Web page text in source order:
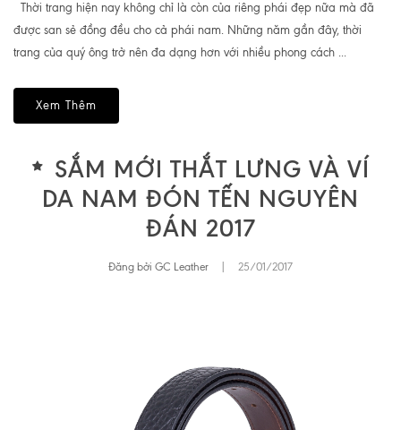
Thời trang hiện nay không chỉ là còn của riêng phái đẹp nữa mà đã
được san sẻ đồng đều cho cả phái nam. Những năm gần đây, thời
trang của quý ông trở nên đa dạng hơn với nhiều phong cách ...
Xem Thêm
SẮM MỚI THẮT LƯNG VÀ VÍ
DA NAM ĐÓN TẾN NGUYÊN
ĐÁN 2017
Đăng bởi GC Leather 25/01/2017